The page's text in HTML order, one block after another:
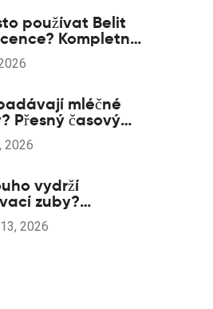
používat Belit
Kompletní
bezpečné
mléčné
Přesný časový
a co dělat,
zdržují
2026
vydrží
zuby?
údržba a kdy je
2026